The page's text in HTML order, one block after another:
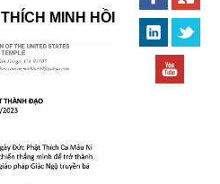
THÍCH MINH HỒI